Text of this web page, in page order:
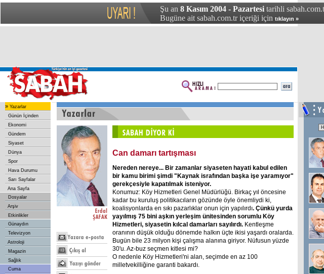
Şu an 8 Kasım 2004 - Pazartesi tarihli
Bugüne ait sabah.com.tr içeriği için tıklayın »
» Yazarlar
Günün İçinden
Ekonomi
Gündem
Siyaset
Dünya
Spor
Hava Durumu
Sarı Sayfalar
Ana Sayfa
Dosyalar
Arşiv
Etkinlikler
Günaydın
Televizyon
Astroloji
Magazin
Sağlık
Cuma
Can damarı tartışması
Nereden nereye... Bir zamanlar siyaseten hayati kabul edilen
bir kamu birimi şimdi "Kaynak israfından başka işe yaramıyor"
gerekçesiyle kapatılmak isteniyor.
Konumuz: Köy Hizmetleri Genel Müdürlüğü. Birkaç yıl öncesine
kadar bu kuruluş politikacıların gözünde öyle önemliydi ki,
koalisyonlarda en sıkı pazarlıklar onun için yapılırdı. Çünkü yurda
yayılmış 75 bini aşkın yerleşim ünitesinden sorumlu Köy
Hizmetleri, siyasetin kılcal damarları sayılırdı. Kentleşme
oranının düşük olduğu dönemde halkın üçte ikisi yaşardı oralarda.
Bugün bile 23 milyon kişi çalışma alanına giriyor. Nüfusun yüzde
30'u. Az-buz seçmen kitlesi mi?
O nedenle Köy Hizmetleri'ni alan, seçimde en az 100
milletvekilliğine garanti bakardı.